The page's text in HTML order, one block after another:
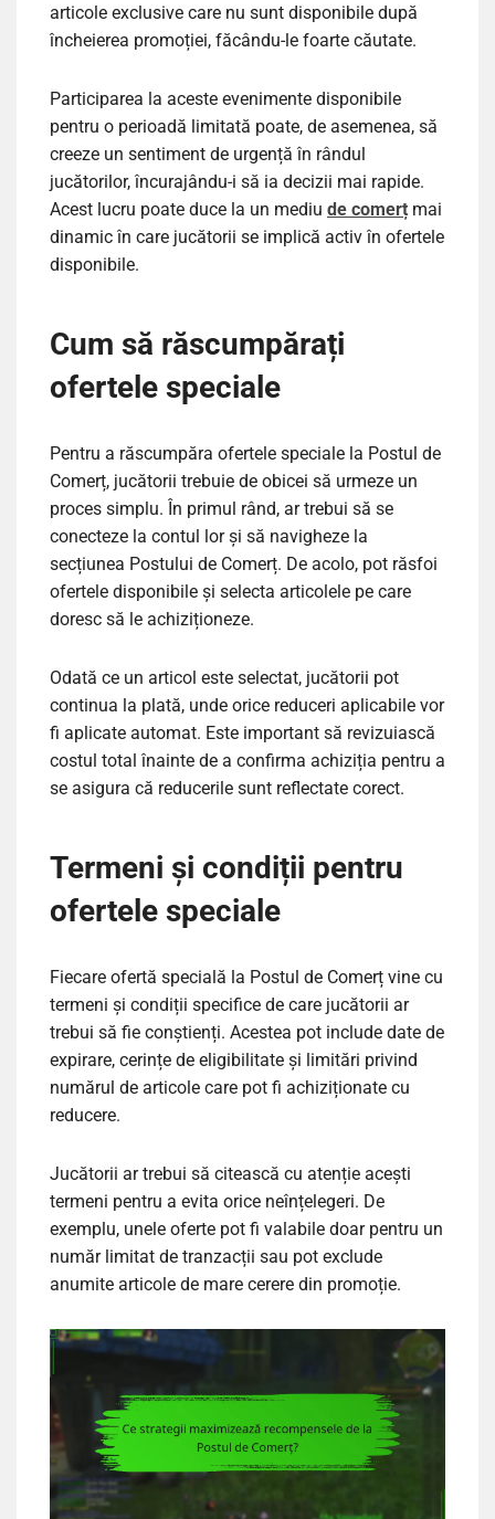
articole exclusive care nu sunt disponibile după
încheierea promoției, făcându-le foarte căutate.
Participarea la aceste evenimente disponibile
pentru o perioadă limitată poate, de asemenea, să
creeze un sentiment de urgență în rândul
jucătorilor, încurajându-i să ia decizii mai rapide.
Acest lucru poate duce la un mediu de comerț mai
dinamic în care jucătorii se implică activ în ofertele
disponibile.
Cum să răscumpărați
ofertele speciale
Pentru a răscumpăra ofertele speciale la Postul de
Comerț, jucătorii trebuie de obicei să urmeze un
proces simplu. În primul rând, ar trebui să se
conecteze la contul lor și să navigheze la
secțiunea Postului de Comerț. De acolo, pot răsfoi
ofertele disponibile și selecta articolele pe care
doresc să le achiziționeze.
Odată ce un articol este selectat, jucătorii pot
continua la plată, unde orice reduceri aplicabile vor
fi aplicate automat. Este important să revizuiască
costul total înainte de a confirma achiziția pentru a
se asigura că reducerile sunt reflectate corect.
Termeni și condiții pentru
ofertele speciale
Fiecare ofertă specială la Postul de Comerț vine cu
termeni și condiții specifice de care jucătorii ar
trebui să fie conștienți. Acestea pot include date de
expirare, cerințe de eligibilitate și limitări privind
numărul de articole care pot fi achiziționate cu
reducere.
Jucătorii ar trebui să citească cu atenție acești
termeni pentru a evita orice neînțelegeri. De
exemplu, unele oferte pot fi valabile doar pentru un
număr limitat de tranzacții sau pot exclude
anumite articole de mare cerere din promoție.